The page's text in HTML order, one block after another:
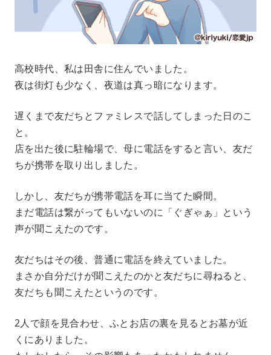
高校時代、私は田舎に住んでいました。
夜は街灯も少なく、夜道は真っ暗になります。
遅くまで友だちとファミレスで話してしまった日のこ
と。
店を出た後に駐輪場で、母に電話をすると言い、友だ
ちが携帯を取り出しました。
しかし、友だちが携帯電話を耳に当てた瞬間。
まだ電話は繋がってもいないのに「ぐぎゃぁ」という
声が聞こえたのです。
友だちはその後、普通に電話を終えていました。
まさか自分だけが聞こえたのかと友だちに尋ねると、
友だちも聞こえたというのです。
2人で顔を見合わせ、ふとお店の裏を見るとお墓が近
くにありました。